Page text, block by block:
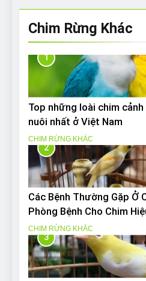
Chim Rừng Khác
1
Top những loài chim
nuôi nhất ở Việt Nam
CHIM RỪNG KHÁC
2
Các Bệnh Thường Gặp Ở
Phòng Bệnh Cho Chim
CHIM RỪNG KHÁC
3